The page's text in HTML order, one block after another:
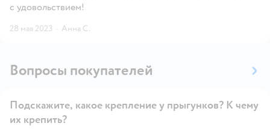
с удовольствием!
28 мая 2023 · Анна С.
Вопросы покупателей
Подскажите, какое крепление у прыгунков? К чему
их крепить?